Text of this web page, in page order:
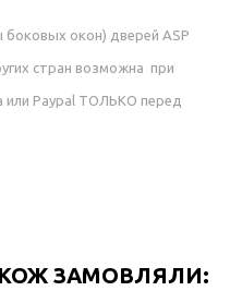
окон) дверей ASP
стран возможна при
или Paypal ТОЛЬКО перед
ЗАМОВЛЯЛИ: